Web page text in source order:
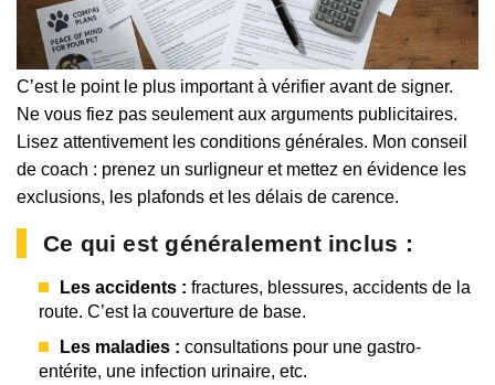
C’est le point le plus important à vérifier avant de signer.
Ne vous fiez pas seulement aux arguments publicitaires.
Lisez attentivement les conditions générales. Mon conseil
de coach : prenez un surligneur et mettez en évidence les
exclusions, les plafonds et les délais de carence.
Ce qui est généralement inclus :
Les accidents : fractures, blessures, accidents de la
route. C’est la couverture de base.
Les maladies : consultations pour une gastro-
entérite, une infection urinaire, etc.